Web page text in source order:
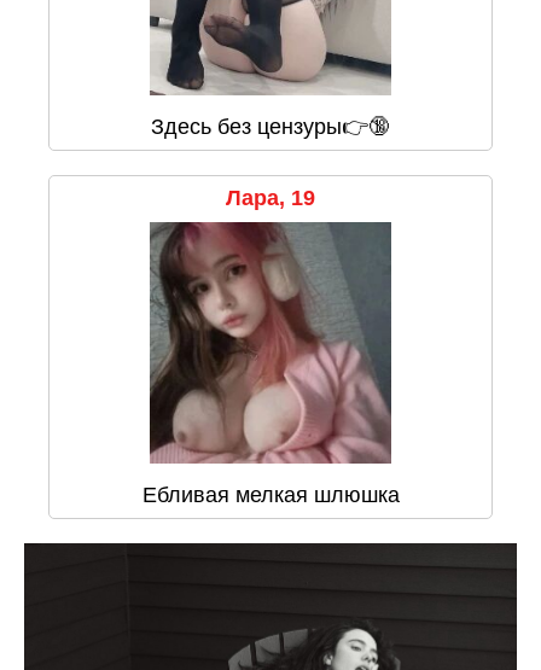
Здесь без цензуры👉🔞
Лара, 19
Ебливая мелкая шлюшка